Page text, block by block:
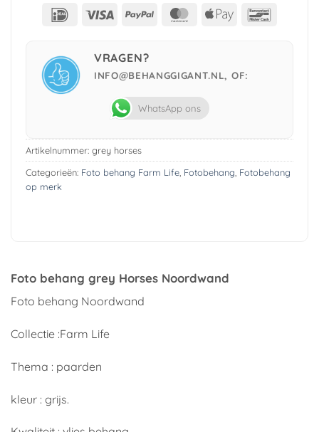
IDeal Visa PayPal MasterCard
Apple
VRAGEN?
INFO@BEHANGGIGANT.NL, OF:
WhatsApp ons
Artikelnummer: grey horses
Categorieën: Foto behang Farm Life, Fotobehang Fotobehang
op merk
Foto behang grey Horses Noordwand
Foto behang Noordwand
Collectie :Farm Life
Thema : paarden
kleur : grijs.